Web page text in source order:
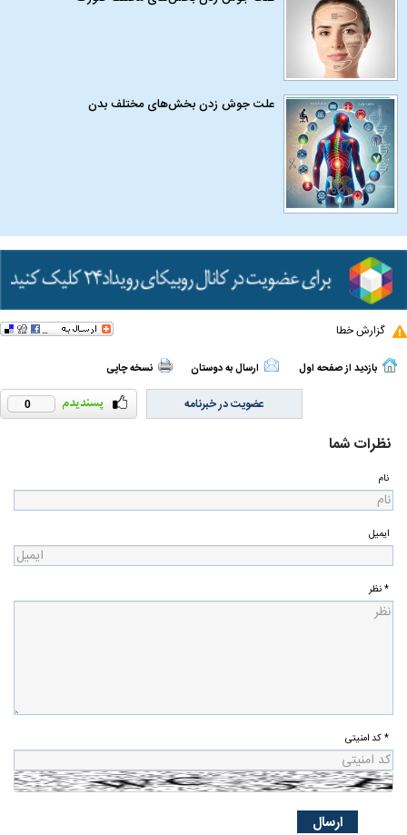
علت جوش زدن بخش‌های مختلف بدن
گزارش خطا
بازدید از صفحه اول ارسال به دوستان نسخه چاپی
0 عضویت در خبرنامه
نظرات شما
نام
ایمیل
* نظر
* کد امنیتی